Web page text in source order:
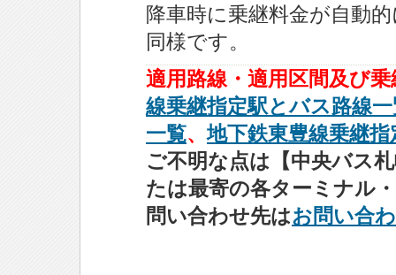
降車時に乗継料金が自動
同様です。
適用路線・適用区間及び
線乗継指定駅とバス路線
一覧、地下鉄東豊線乗継
ご不明な点は【中央バ
たは最寄の各ターミナル
問い合わせ先はお問い合